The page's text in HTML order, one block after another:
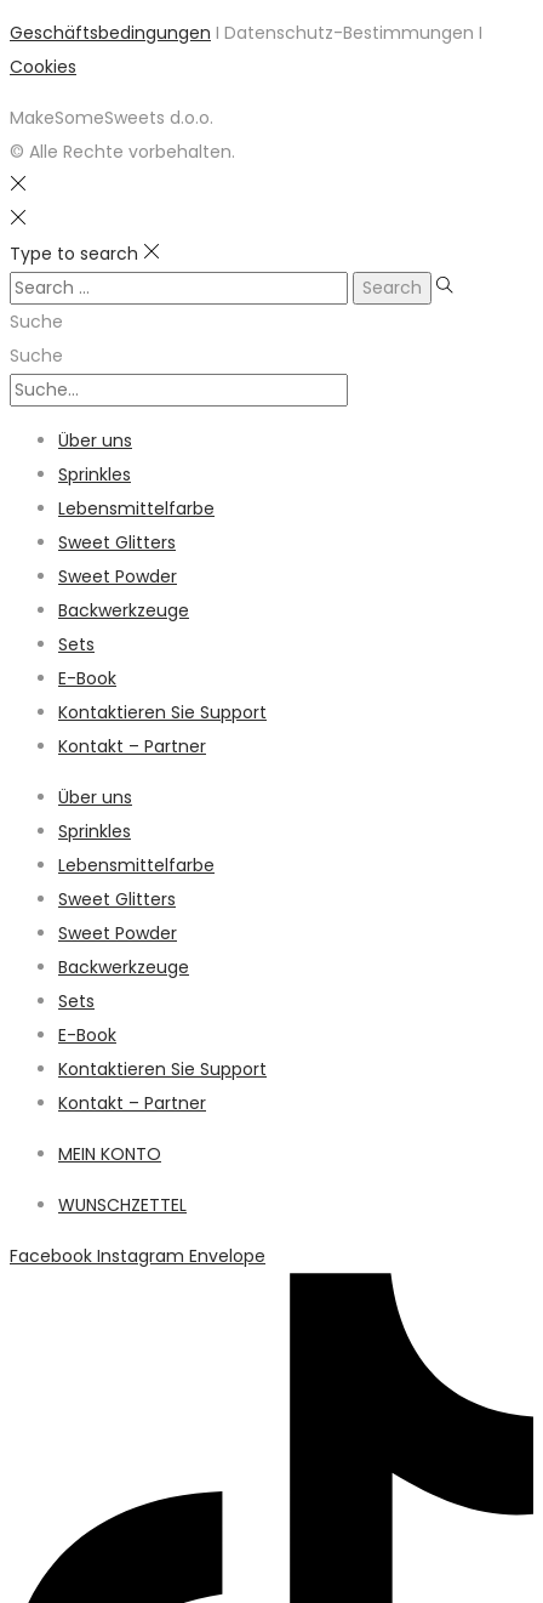
Geschäftsbedingungen I Datenschutz-Bestimmungen I
Cookies
MakeSomeSweets d.o.o.
© Alle Rechte vorbehalten.
Type to search
Search
for:
Suche
Suche
Über uns
Sprinkles
Lebensmittelfarbe
Sweet Glitters
Sweet Powder
Backwerkzeuge
Sets
E-Book
Kontaktieren Sie Support
Kontakt – Partner
Über uns
Sprinkles
Lebensmittelfarbe
Sweet Glitters
Sweet Powder
Backwerkzeuge
Sets
E-Book
Kontaktieren Sie Support
Kontakt – Partner
MEIN KONTO
WUNSCHZETTEL
Facebook Instagram Envelope